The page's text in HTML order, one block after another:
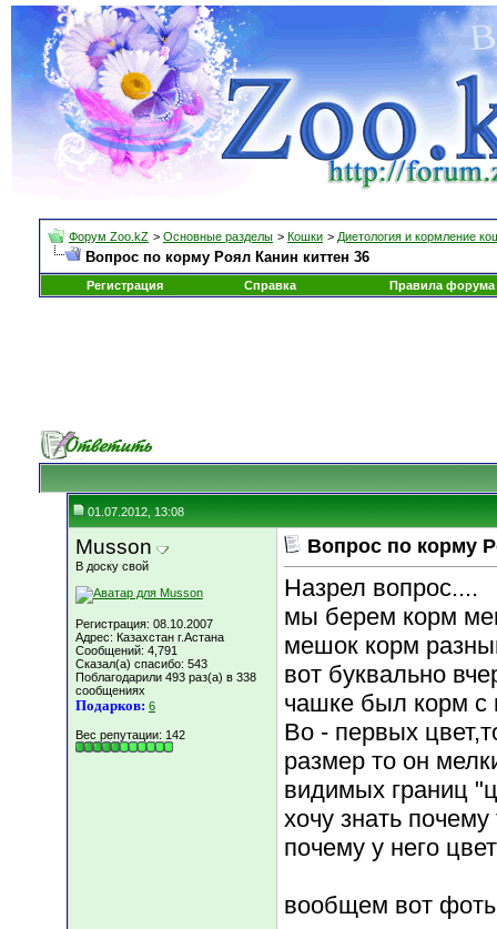
Форум Zoo.kZ > Основные разделы > Кошки > Диетология и кормление
Вопрос по корму Роял Канин киттен 36
Регистрация Справка Правила форума
01.07.2012, 13:08
Musson
В доску свой
Регистрация: 08.10.2007
Адрес: Казахстан г.Астана
Сообщений: 4,791
Сказал(а) спасибо: 543
Поблагодарили 493 раз(а) в 338
сообщениях
Подарков: 6
Вес репутации: 142
Вопрос по корму
Назрел вопрос....
мы берем корм
мешок корм
вот буквально
чашке был корм с
Во - первых
размер то он
видимых границ
хочу знать
почему у него
вообщем вот